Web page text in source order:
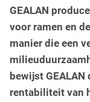
GEALAN
voor ramen en
manier die een
bewijst
rentabiliteit van